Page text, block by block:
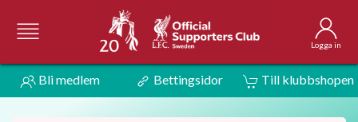
Logga in
Bli medlem Bettingsidor Till klubbshopen